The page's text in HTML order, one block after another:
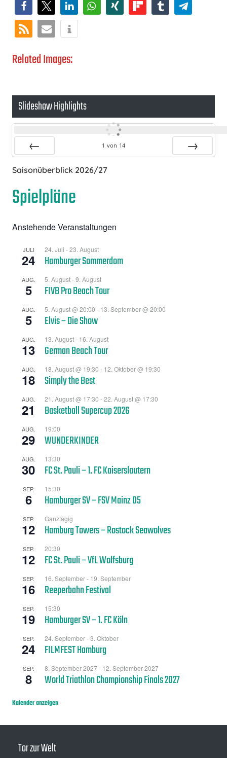
Related Images:
Tor zur Welt
Slideshow Highlights
1 von 14
Saisonüberblick 2026/27
Spielpläne
Anstehende Veranstaltungen
JULI
24
24. Juli -23. August
Hamburger Sommerdom
AUG.
5
5. August-9. August
FIVB Pro Beach Tour
AUG.
5
5. August @ 20:00 - 13. September @ 20:00
Elvis – Die Show
AUG.
13
13. August- 16. August
German Beach Tour
AUG.
18
18. August @ 19:30 - 12. Oktober @ 19:30
Simply the Best
AUG.
21
21. August @ 17:30 -22. August @ 17:30
Basketball Supercup 2026
AUG.
29
19:00
WUNDERKINDER
AUG.
30
13:30
FC St. Pauli – 1. FC Kaiserslautern
SEP.
6
15:30
Hamburger SV – FSV Mainz 05
SEP.
12
Ganztägig
Hamburg Towers – Rostock Seawolves
SEP.
12
20:30
FC St. Pauli – VfL Wolfsburg
SEP.
16
16. September- 19. September
Reeperbahn Festival
SEP.
19
15:30
Hamburger SV – 1. FC Köln
SEP.
24
24. September-3. Oktober
FILMFEST Hamburg
SEP.
8
8. September 2027- 12. September 2027
World Triathlon Championship Finals 2027
Kalender anzeigen